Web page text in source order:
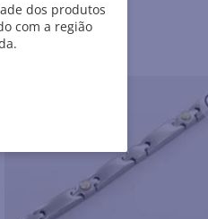
dos produtos
com a região